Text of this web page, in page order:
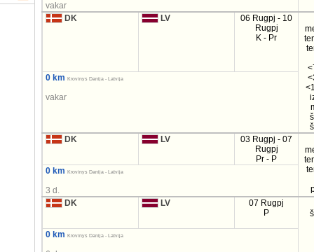
vakar
DK
LV
06 Rugpj - 10
Rugpj
K - Pr
0 km Krovinys Danija - Latvija
vakar
DK LV
03 Rugpj - 07
Rugpj
Pr - P
0 km Krovinys Danija - Latvija
3 d.
DK
LV
07 Rugpj
P
0 km Krovinys Danija - Latvija